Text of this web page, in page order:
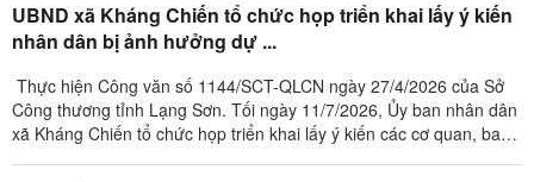
UBND xã Kháng Chiến tổ chức họp triển khai lấy ý kiến
nhân dân bị ảnh hưởng dự ...
Thực hiện Công văn số 1144/SCT-QLCN ngày 27/4/2026 của Sở
Công thương tỉnh Lạng Sơn. Tối ngày 11/7/2026, Ủy ban nhân dân
xã Kháng Chiến tổ chức họp triển khai lấy ý kiến các cơ quan, ban